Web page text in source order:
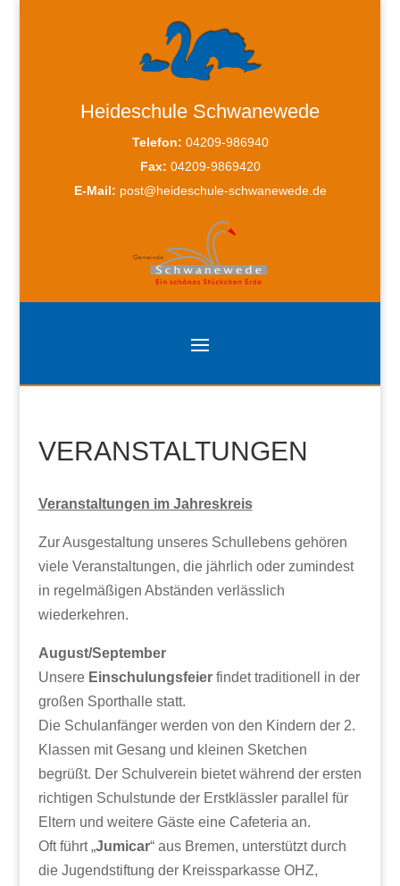
Heideschule Schwanewede
Telefon: 04209-986940
Fax: 04209-9869420
E-Mail: post@heideschule-schwanewede.de
VERANSTALTUNGEN
Veranstaltungen im Jahreskreis
Zur Ausgestaltung unseres Schullebens gehören
viele Veranstaltungen, die jährlich oder zumindest
in regelmäßigen Abständen verlässlich
wiederkehren.
August/September
Unsere Einschulungsfeierfindet traditionell in der
großen Sporthalle statt.
Die Schulanfänger werden von den Kindern der 2.
Klassen mit Gesang und kleinen Sketchen
begrüßt. Der Schulverein bietet während der ersten
richtigen Schulstunde der Erstklässler parallel für
Eltern und weitere Gäste eine Cafeteria an.
Oft führt „Jumicar“ aus Bremen, unterstützt durch
die Jugendstiftung der Kreissparkasse OHZ,